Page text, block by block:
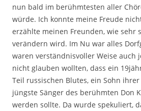
nun bald im berühmtesten aller
würde. Ich konnte meine Freude
erzählte meinen Freunden, wie sehr
verändern wird. Im Nu war alles
waren verständnisvoller Weise auch
nicht glauben wollten, dass ein
Teil russischen Blutes, ein Sohn
jüngste Sänger des berühmten Don
werden sollte. Da wurde spekuliert,